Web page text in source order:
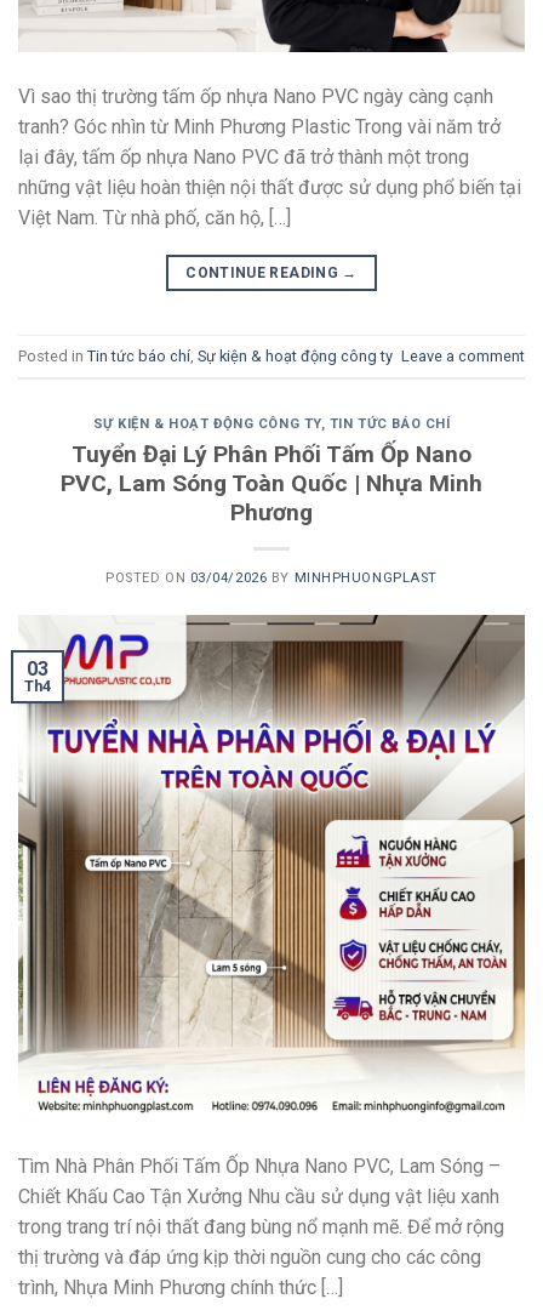
Vì sao thị trường tấm ốp nhựa Nano PVC ngày càng cạnh
tranh? Góc nhìn từ Minh Phương Plastic Trong vài năm trở
lại đây, tấm ốp nhựa Nano PVC đã trở thành một trong
những vật liệu hoàn thiện nội thất được sử dụng phổ biến tại
Việt Nam. Từ nhà phố, căn hộ, […]
CONTINUE READING →
Posted in Tin tức báo chí Sự kiện & hoạt động công ty Leave a comment
SỰ KIỆN & HOẠT ĐỘNG CÔNG TY, TIN TỨC BÁO CHÍ
Tuyển Đại Lý Phân Phối Tấm Ốp Nano
PVC, Lam Sóng Toàn Quốc | Nhựa Minh
Phương
POSTED ON 03/04/2026 BY MINHPHUONGPLAST
03
Th4
Tìm Nhà Phân Phối Tấm Ốp Nhựa Nano PVC, Lam Sóng –
Chiết Khấu Cao Tận Xưởng Nhu cầu sử dụng vật liệu xanh
trong trang trí nội thất đang bùng nổ mạnh mẽ. Để mở rộng
thị trường và đáp ứng kịp thời nguồn cung cho các công
trình, Nhựa Minh Phương chính thức […]